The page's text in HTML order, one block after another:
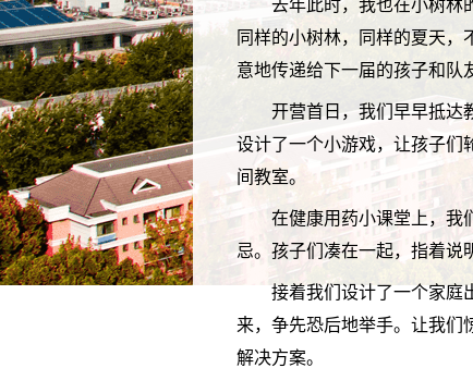
去年此时，我也在小树林
同样的小树林，同样的夏天，
意地传递给下一届的孩子和队
开营首日，我们早早抵达
设计了一个小游戏，让孩子们
间教室。
在健康用药小课堂上，我
忌。孩子们凑在一起，指着说
接着我们设计了一个家
来，争先恐后地举手。让我们
解决方案。